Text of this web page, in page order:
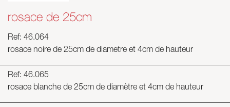
rosace de 25cm
Ref: 46.064
rosace noire de 25cm de diametre et 4cm de hauteur
Ref: 46.065
rosace blanche de 25cm de diamètre et 4cm de hauteur